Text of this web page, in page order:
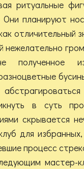
ритуальные
планируют
отличительный
полученное
в суть
скрывается
для
процесс
мастер-